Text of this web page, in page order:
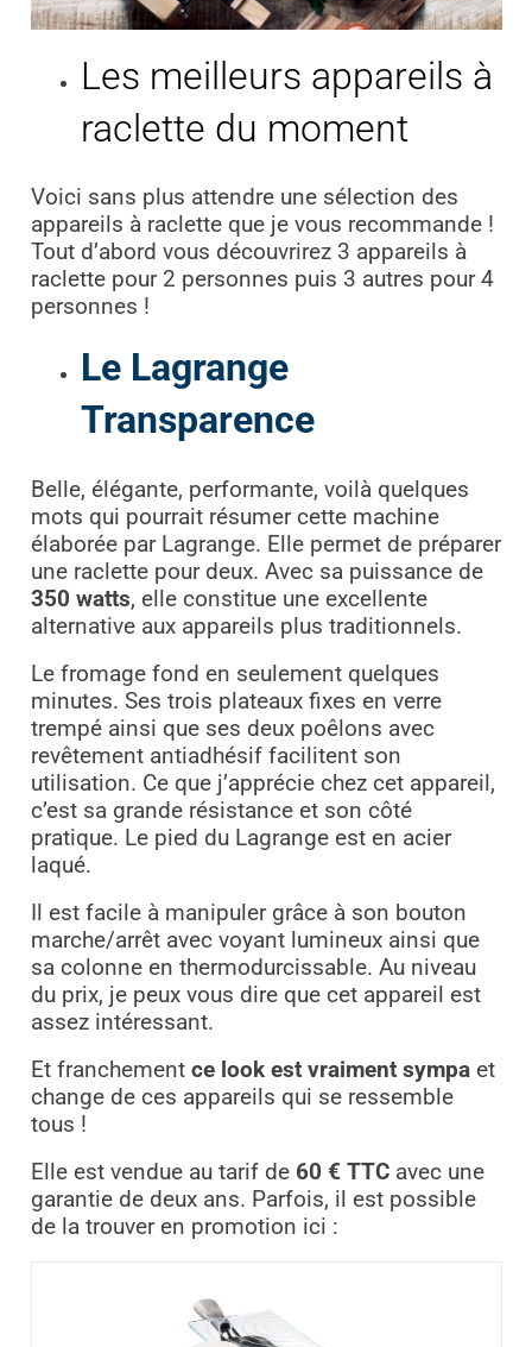
Les meilleurs appareils à
raclette du moment
Voici sans plus attendre une sélection des
appareils à raclette que je vous recommande !
Tout d’abord vous découvrirez 3 appareils à
raclette pour 2 personnes puis 3 autres pour 4
personnes !
Le Lagrange
Transparence
Belle, élégante, performante, voilà quelques
mots qui pourrait résumer cette machine
élaborée par Lagrange. Elle permet de préparer
une raclette pour deux. Avec sa puissance de
350 watts, elle constitue une excellente
alternative aux appareils plus traditionnels.
Le fromage fond en seulement quelques
minutes. Ses trois plateaux fixes en verre
trempé ainsi que ses deux poêlons avec
revêtement antiadhésif facilitent son
utilisation. Ce que j’apprécie chez cet appareil,
c’est sa grande résistance et son côté
pratique. Le pied du Lagrange est en acier
laqué.
Il est facile à manipuler grâce à son bouton
marche/arrêt avec voyant lumineux ainsi que
sa colonne en thermodurcissable. Au niveau
du prix, je peux vous dire que cet appareil est
assez intéressant.
Et franchement ce look est vraiment sympaet
change de ces appareils qui se ressemble
tous !
Elle est vendue au tarif de 60 € TTCavec une
garantie de deux ans. Parfois, il est possible
de la trouver en promotion ici :